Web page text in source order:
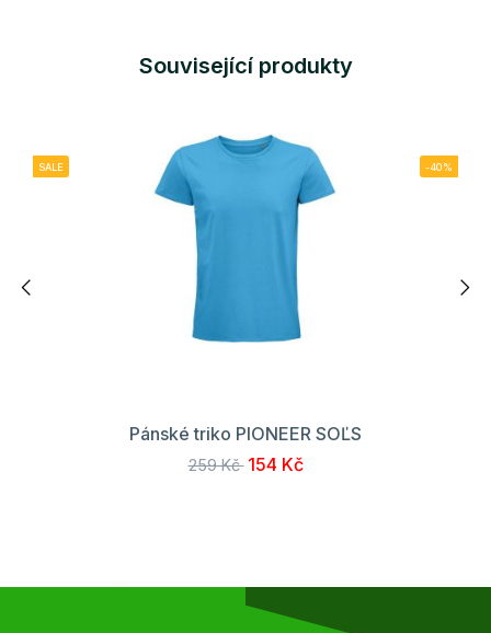
Související produkty
SALE -40%
Pánské triko PIONEER SOĽS
259 Kč 154 Kč